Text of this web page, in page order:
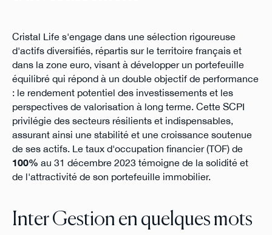
Cristal Life s'engage dans une sélection rigoureuse
d'actifs diversifiés, répartis sur le territoire français et
dans la zone euro, visant à développer un portefeuille
équilibré qui répond à un double objectif de performance
: le rendement potentiel des investissements et les
perspectives de valorisation à long terme. Cette SCPI
privilégie des secteurs résilients et indispensables,
assurant ainsi une stabilité et une croissance soutenue
de ses actifs. Le taux d'occupation financier (TOF) de
100% au 31 décembre 2023 témoigne de la solidité et
de l'attractivité de son portefeuille immobilier.
Inter Gestion en quelques mots